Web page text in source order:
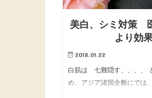
美白、シミ対策
より効
2018.01.22
白肌は 七難隠す、、、、
め、アジア諸国全般にでは